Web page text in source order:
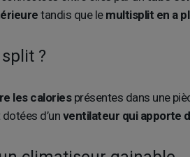
tandis que le multisplit en a
?
les caloriesprésentes dans une
d’un ventilateur qui apporte